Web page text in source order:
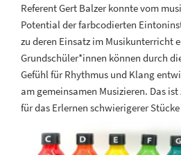
Referent Gert Balzer konnte vom
Potential der farbcodierten
zu deren Einsatz im Musikunterricht
Grundschüler*innen können durch
Gefühl für Rhythmus und Klang
am gemeinsamen Musizieren. Das
für das Erlernen schwierigerer